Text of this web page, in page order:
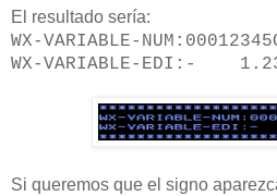
El resultado sería:
WX-VARIABLE-
WX-VARIABLE-EDI:-
Si queremos que el signo